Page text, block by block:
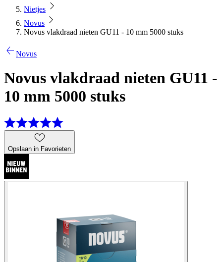
Nietjes
Novus
Novus vlakdraad nieten GU11 - 10 mm 5000 stuks
Novus
Novus vlakdraad nieten GU11 -
10 mm 5000 stuks
Opslaan in Favorieten